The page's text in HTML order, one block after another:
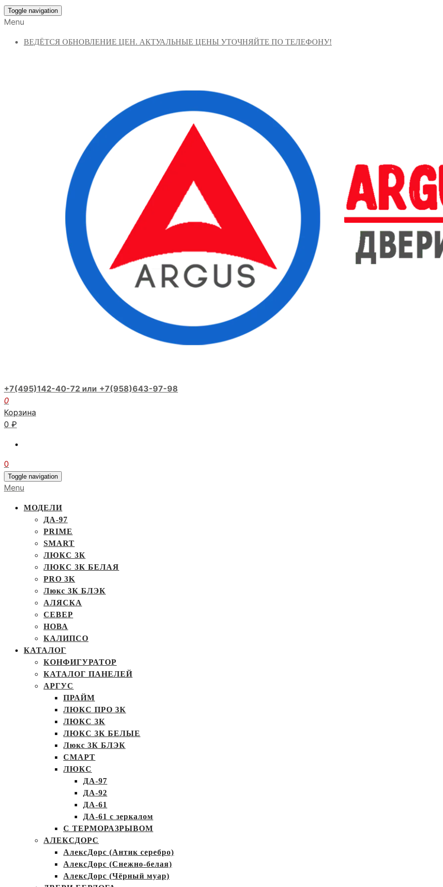
Toggle navigation
Menu
ВЕДЁТСЯ ОБНОВЛЕНИЕ ЦЕН. АКТУАЛЬНЫЕ ЦЕНЫ УТОЧНЯЙТЕ ПО ТЕЛЕФОНУ!
+7(495)142-40-72 или +7(958)643-97-98
0
Корзина
0 ₽
0
Toggle navigation
Menu
МОДЕЛИ
ДА-97
PRIME
SMART
ЛЮКС 3К
ЛЮКС 3К БЕЛАЯ
PRO 3K
Люкс 3К БЛЭК
АЛЯСКА
СЕВЕР
НОВА
КАЛИПСО
КАТАЛОГ
КОНФИГУРАТОР
КАТАЛОГ ПАНЕЛЕЙ
АРГУС
ПРАЙМ
ЛЮКС ПРО 3К
ЛЮКС 3К
ЛЮКС 3К БЕЛЫЕ
Люкс 3К БЛЭК
СМАРТ
ЛЮКС
ДА-97
ДА-92
ДА-61
ДА-61 с зеркалом
С ТЕРМОРАЗРЫВОМ
АЛЕКСДОРС
АлексДорс (Антик серебро)
АлексДорс (Снежно-белая)
АлексДорс (Чёрный муар)